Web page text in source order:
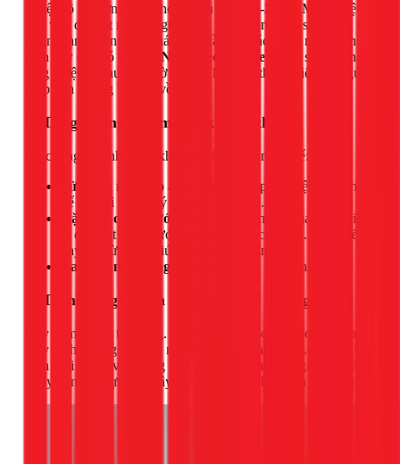
Nhiệt độ lý tưởng cho phòng ngủ là từ 26-28°C
. Mức nhiệt
này vừa đủ mát mẻ để ngủ ngon, vừa không gây sốc nhiệt và
không làm không khí quá khô. Hầu hết các dòng máy lạnh
hiện nay đều có
chế độ Ngủ (Sleep Mode)
, máy sẽ tự động
tăng nhiệt độ sau mỗi giờ để phù hợp với thân nhiệt khi ngủ,
giúp bạn không bị lạnh về đêm.
2. Tăng cường độ ẩm cho không khí
Để chống lại tình trạng không khí khô, bạn có thể:
Sử dụng máy tạo ẩm:
Đây là giải pháp hiệu quả nhất
để duy trì độ ẩm lý tưởng (50-60%).
Đặt một chậu nước nhỏ:
Một cách đơn giản, tiết kiệm
là đặt một chậu nước sạch trong góc phòng. Nước sẽ
bay hơi từ từ và giúp cân bằng độ ẩm.
Lau sàn nhà bằng khăn ẩm
trước khi đi ngủ.
3. Tránh để gió lạnh thổi trực tiếp vào người
Đây là một quy tắc vàng. Hãy điều chỉnh cánh đảo gió của
máy lạnh hướng lên trần nhà hoặc sang hai bên. Luồng khí
lạnh thổi thẳng vào vùng đầu, mặt, cổ trong thời gian dài là
nguyên nhân trực tiếp gây khô mũi, viêm họng và đau đầu.